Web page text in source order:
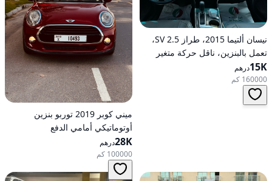
نيسان ألتيما 2015، طراز 2.5 SV،
تعمل بالبنزين، ناقل حركة متغير
مستمر (CVT)، دفع أمامي
15Kدرهم
160000 كم
ميني كوبر 2019 توربو بنزين
أوتوماتيكي أمامي الدفع
28Kدرهم
100000 كم